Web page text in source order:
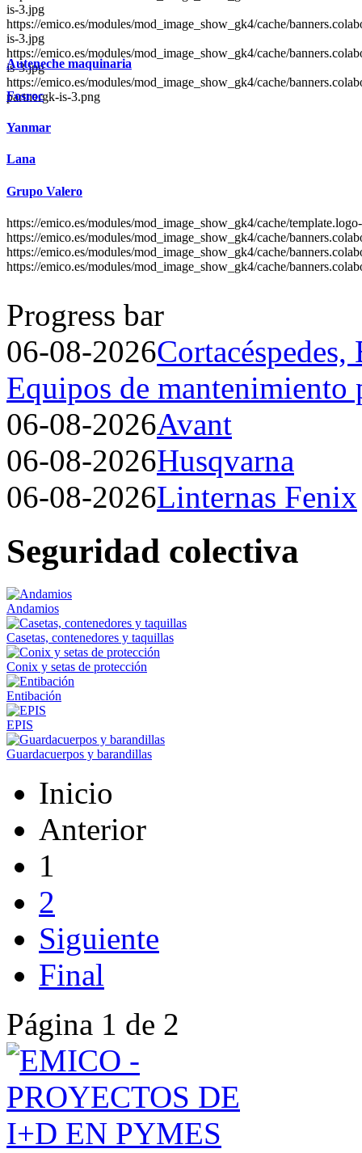
is-3.jpg
https://emico.es/modules/mod_image_show_gk4/cache/
is-3.jpg
https://emico.es/modules/mod_image_show_gk4/cache/
is-3.jpg
https://emico.es/modules/mod_image_show_gk4/cache/
partnergk-is-3.png
Auteneche maquinaria
Fosroc
Yanmar
Lana
Grupo Valero
https://emico.es/modules/mod_image_show_gk4/cache/
https://emico.es/modules/mod_image_show_gk4/cache/
https://emico.es/modules/mod_image_show_gk4/cache/
https://emico.es/modules/mod_image_show_gk4/cache/
Progress bar
06-08-2026
Equipos de
06-08-2026Avant
06-08-2026Husqvarna
06-08-2026Linternas Fenix
Seguridad colectiva
Andamios
Casetas, contenedores y taquillas
Conix y setas de protección
Entibación
EPIS
Guardacuerpos y barandillas
Inicio
Anterior
1
2
Siguiente
Final
Página 1 de 2